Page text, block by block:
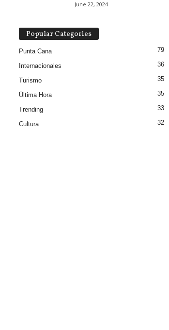
June 22, 2024
Popular Categories
Punta Cana 79
Internacionales 36
Turismo 35
Última Hora 35
Trending 33
Cultura 32